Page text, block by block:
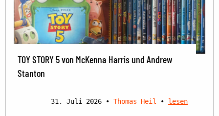
TOY STORY 5 von McKenna Harris und Andrew
Stanton
31. Juli 2026 • Thomas Heil • lesen